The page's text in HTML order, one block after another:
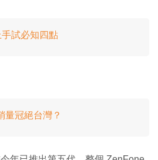
試必知四點
量冠絕台灣？